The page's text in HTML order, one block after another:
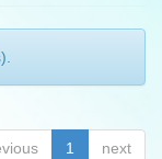
1 next